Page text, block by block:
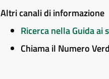
Altri canali di informazione
Ricerca nella Guida ai
Chiama il Numero